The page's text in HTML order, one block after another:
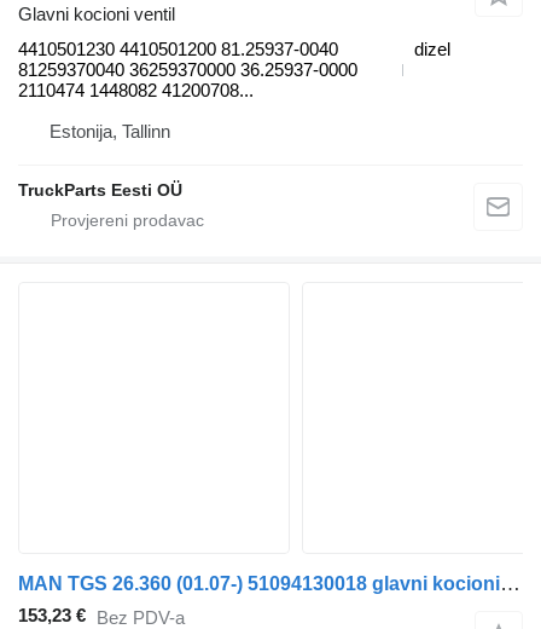
Glavni kocioni ventil
4410501230 4410501200 81.25937-0040
81259370040 36259370000 36.25937-0000
2110474 1448082 41200708...
dizel
Estonija, Tallinn
TruckParts Eesti OÜ
MAN TGS 26.360 (01.07-) 51094130018 glavni kocioni ventil za MAN TGL, TGM, TGS, TGX (2005-2021) tegljača
153,23 € Bez PDV-a